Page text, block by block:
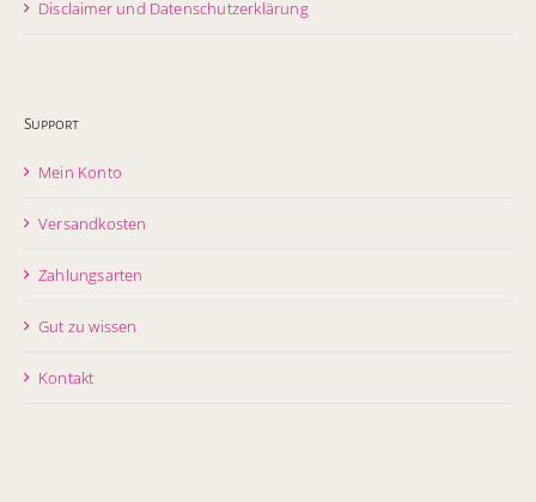
Disclaimer und Datenschutzerklärung
Support
Mein Konto
Versandkosten
Zahlungsarten
Gut zu wissen
Kontakt